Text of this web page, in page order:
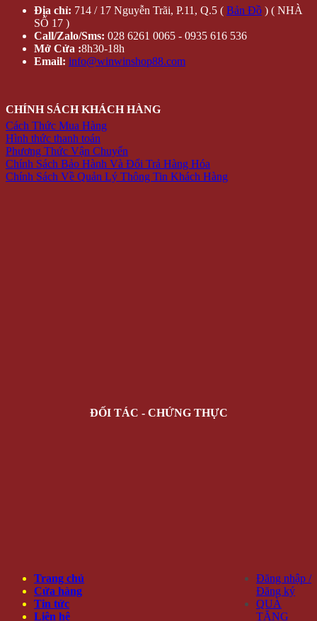
Địa chỉ: 714 / 17 Nguyễn Trãi, P.11, Q.5 ( Bản Đồ ) ( NHÀ
SỐ 17 )
Call/Zalo/Sms: 028 6261 0065 - 0935 616 536
Mở Cửa :8h30-18h
Email: info@winwinshop88.com
CHÍNH SÁCH KHÁCH HÀNG
Cách Thức Mua Hàng
Hình thức thanh toán
Phương Thức Vận Chuyển
Chính Sách Bảo Hành Và Đổi Trả Hàng Hóa
Chính Sách Về Quản Lý Thông Tin Khách Hàng
ĐỐI TÁC - CHỨNG THỰC
Trang chủ
Cửa hàng
Tin tức
Liên hệ
Đăng nhập /
Đăng ký
QUÀ
TẶNG